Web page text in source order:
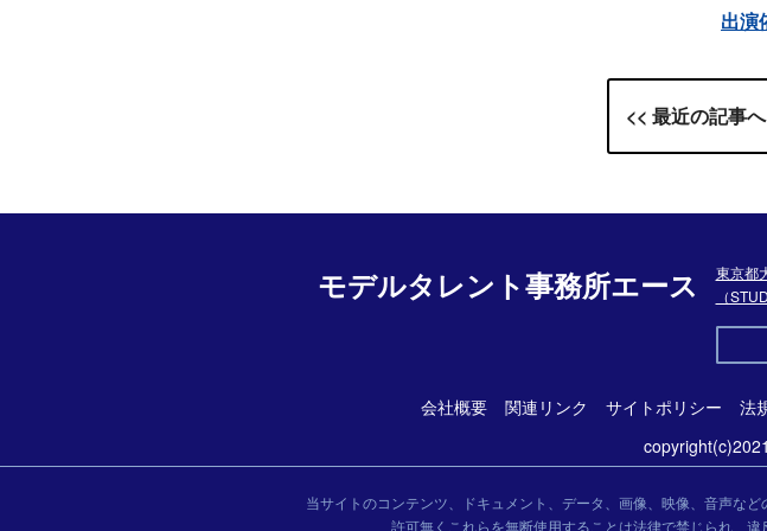
出演
<< 最近の記事へ
モデルタレント事務所エース
東京都
（
会社概要 関連リンク サイトポリシー 法
当サイトのコンテンツ、ドキュメント、データ、画像、映像、音声な
許可無くこれらを無断使用することは法律で禁じられ、